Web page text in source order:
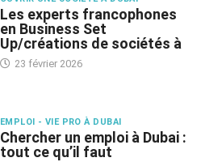
Les experts francophones
en Business Set
Up/créations de sociétés à
23 février 2026
EMPLOI - VIE PRO À DUBAI
Chercher un emploi à Dubai :
tout ce qu’il faut